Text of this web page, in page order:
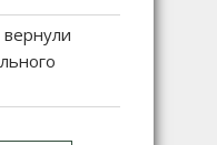
вернули